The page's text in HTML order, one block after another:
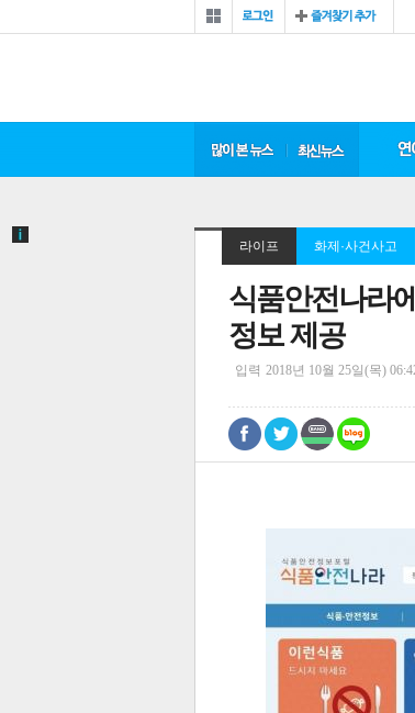
즐겨찾기
최신 뉴스
라이프 화제·사건사고
식품안전나라
정보 제공
입력 2018년 10월 25일(목)
0